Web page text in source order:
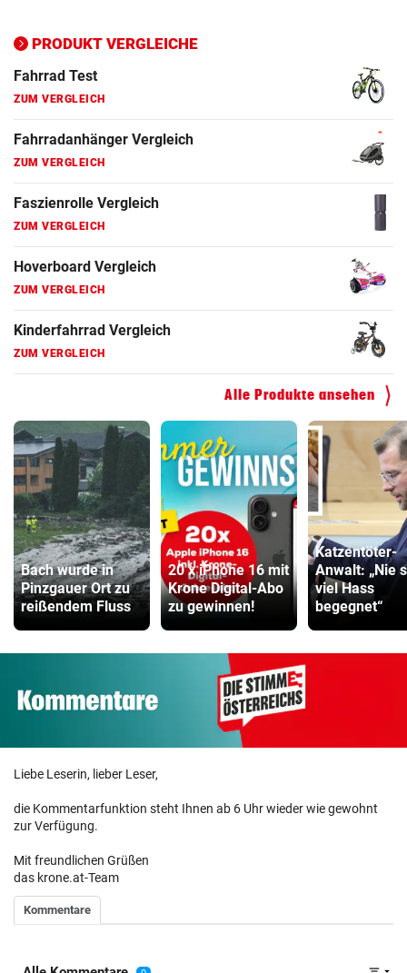
PRODUKT VERGLEICHE
ZUM VERGLEICH
Fahrrad Test
ZUM VERGLEICH
Fahrradanhänger Vergleich
ZUM VERGLEICH
Faszienrolle Vergleich
ZUM VERGLEICH
Hoverboard Vergleich
ZUM VERGLEICH
Kinderfahrrad Vergleich
ZUM VERGLEICH
Alle Produkte ansehen
Bach wurde in
Pinzgauer Ort zu
reißendem Fluss
20 x iPhone 16 mit
Krone Digital-Abo
zu gewinnen!
Katzentöter-
Anwalt: „Nie
viel Hass
begegnet“
Liebe Leserin, lieber Leser,
die Kommentarfunktion steht Ihnen ab 6 Uhr wieder wie gewohnt
zur Verfügung.
Mit freundlichen Grüßen
das krone.at-Team